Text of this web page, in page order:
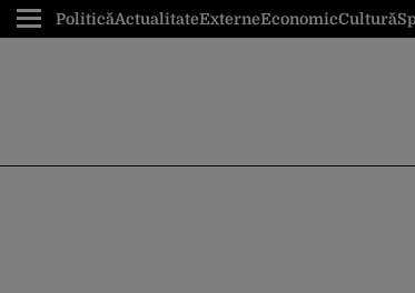
PoliticăActualitateExterneEconomicCultură